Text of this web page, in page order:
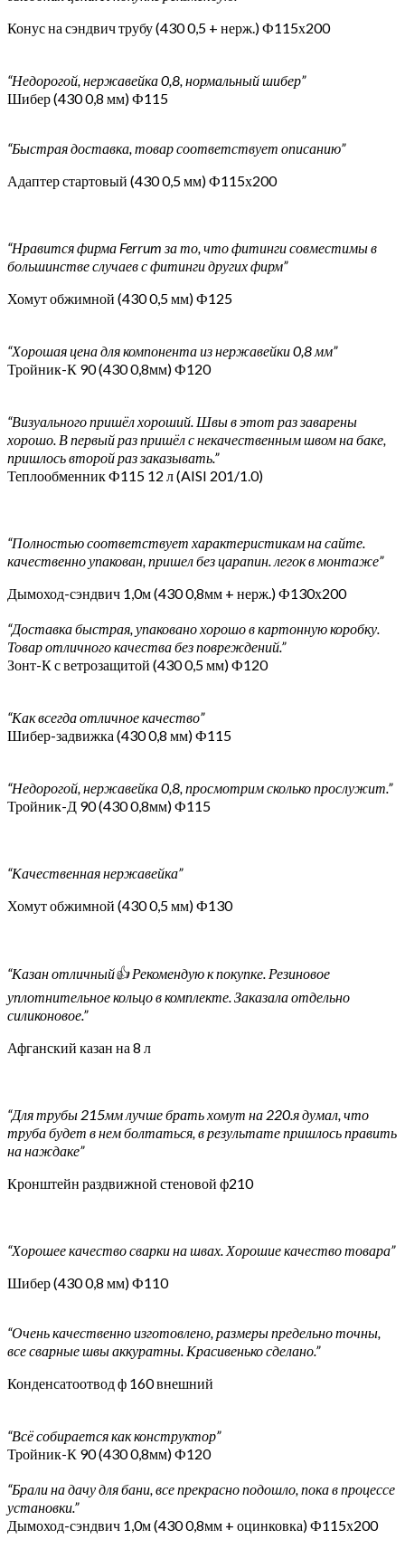
Конус на сэндвич трубу (430 0,5 + нерж.) Ф115х200
“Недорогой, нержавейка 0,8, нормальный шибер”
Шибер (430 0,8 мм) Ф115
“Быстрая доставка, товар соответствует описанию”
Адаптер стартовый (430 0,5 мм) Ф115х200
“Нравится фирма Ferrum за то, что фитинги совместимы в
большинстве случаев с фитинги других фирм”
Хомут обжимной (430 0,5 мм) Ф125
“Хорошая цена для компонента из нержавейки 0,8 мм”
Тройник-К 90 (430 0,8мм) Ф120
“Визуального пришёл хороший. Швы в этот раз заварены
хорошо. В первый раз пришёл с некачественным швом на баке,
пришлось второй раз заказывать.”
Теплообменник Ф115 12 л (AISI 201/1.0)
“Полностью соответствует характеристикам на сайте.
качественно упакован, пришел без царапин. легок в монтаже”
Дымоход-сэндвич 1,0м (430 0,8мм + нерж.) Ф130х200
“Доставка быстрая, упаковано хорошо в картонную коробку.
Товар отличного качества без повреждений.”
Зонт-К с ветрозащитой (430 0,5 мм) Ф120
“Как всегда отличное качество”
Шибер-задвижка (430 0,8 мм) Ф115
“Недорогой, нержавейка 0,8, просмотрим сколько прослужит.”
Тройник-Д 90 (430 0,8мм) Ф115
“Качественная нержавейка”
Хомут обжимной (430 0,5 мм) Ф130
“Казан отличный👍 Рекомендую к покупке. Резиновое
уплотнительное кольцо в комплекте. Заказала отдельно
силиконовое.”
Афганский казан на 8 л
“Для трубы 215мм лучше брать хомут на 220.я думал, что
труба будет в нем болтаться, в результате пришлось править
на наждаке”
Кронштейн раздвижной стеновой ф210
“Хорошее качество сварки на швах. Хорошие качество товара”
Шибер (430 0,8 мм) Ф110
“Очень качественно изготовлено, размеры предельно точны,
все сварные швы аккуратны. Красивенько сделано.”
Конденсатоотвод ф 160 внешний
“Всё собирается как конструктор”
Тройник-К 90 (430 0,8мм) Ф120
“Брали на дачу для бани, все прекрасно подошло, пока в процессе
установки.”
Дымоход-сэндвич 1,0м (430 0,8мм + оцинковка) Ф115х200